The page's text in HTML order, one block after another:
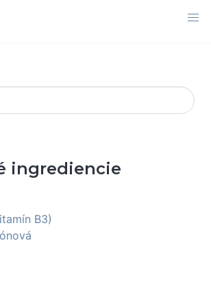
ingrediencie
B3)